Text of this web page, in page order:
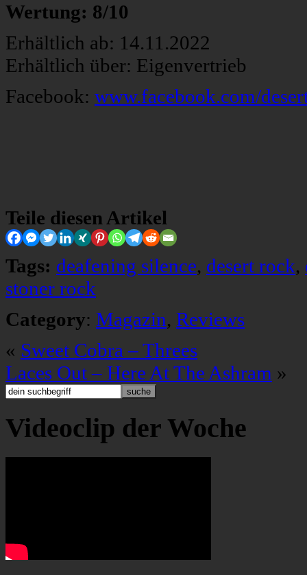
Wertung: 8/10
Erhältlich ab: 14.11.2022
Erhältlich über: Eigenvertrieb
Facebook: www.facebook.com/
Teile diesen Artikel
Tags: deafening silence, desert rock,
stoner rock
Category: Magazin, Reviews
« Sweet Cobra – Threes
Laces Out – Here At The Ashram »
Videoclip der Woche